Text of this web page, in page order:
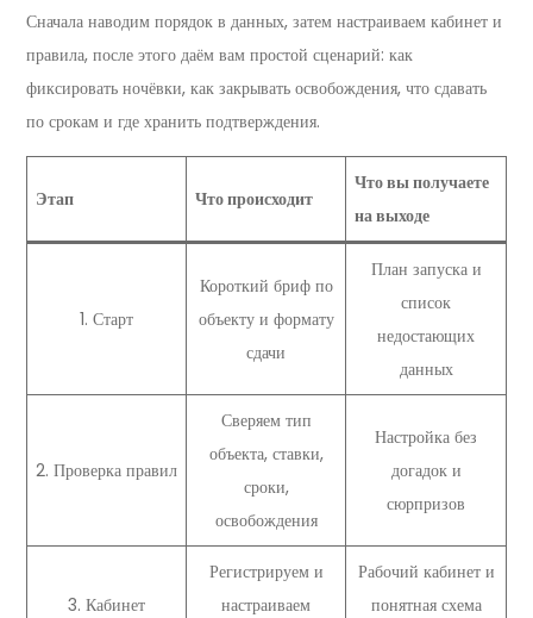
Сначала наводим порядок в данных, затем настраиваем кабинет и
правила, после этого даём вам простой сценарий: как
фиксировать ночёвки, как закрывать освобождения, что сдавать
по срокам и где хранить подтверждения.
Этап Что происходит
Что вы получаете
на выходе
1. Старт
Короткий бриф по
объекту и формату
сдачи
План запуска и
список
недостающих
данных
2. Проверка правил
Сверяем тип
объекта, ставки,
сроки,
освобождения
Настройка без
догадок и
сюрпризов
3. Кабинет
Регистрируем и
настраиваем
Рабочий кабинет и
понятная схема